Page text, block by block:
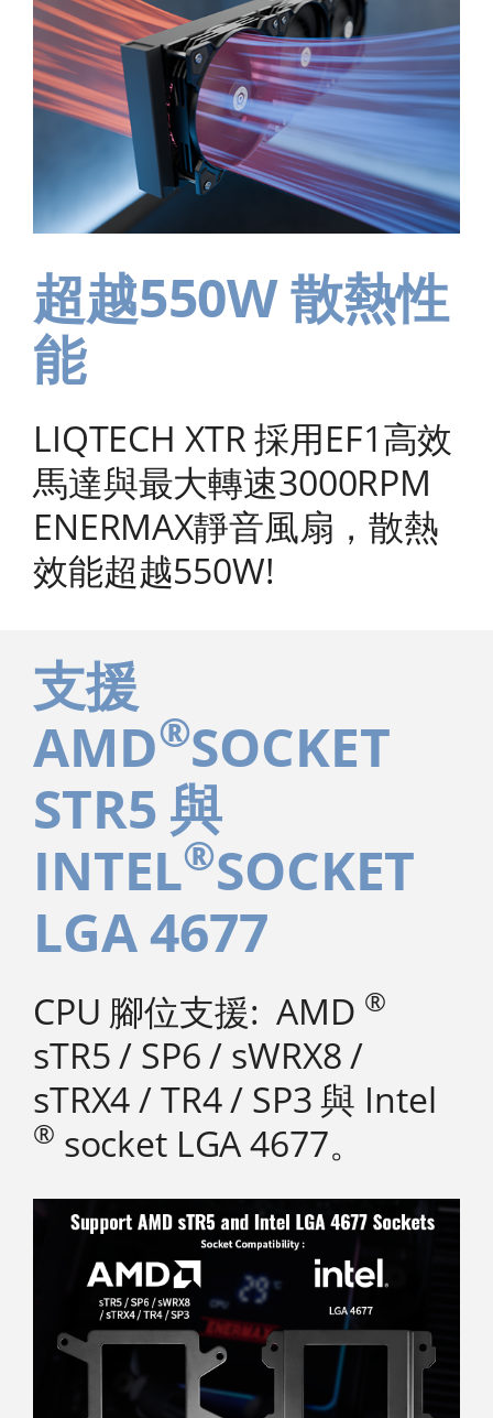
超越550W 散熱性
能
LIQTECH XTR 採用EF1高效
馬達與最大轉速3000RPM
ENERMAX靜音風扇，散熱
效能超越550W!
支援
AMD®SOCKET
STR5 與
INTEL®SOCKET
LGA 4677
CPU 腳位支援: AMD ®
sTR5 / SP6 / sWRX8 /
sTRX4 / TR4 / SP3 與 Intel
® socket LGA 4677。